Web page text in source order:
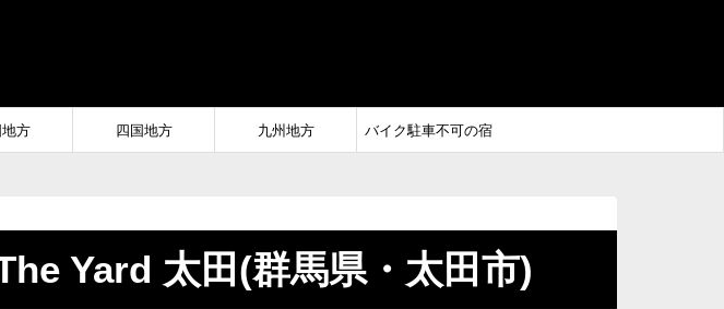
方 四国地方 九州地方 バイク駐車不可の宿
Yard 太田(群馬県・太田市)